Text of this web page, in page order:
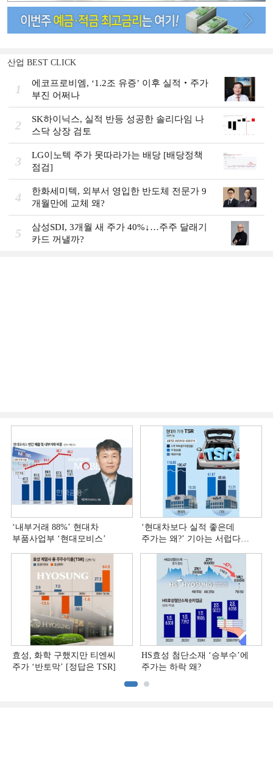
산업 BEST CLICK
1
에코프로비엠, ‘1.2조 유증’ 이후 실적‧주가
부진 어쩌나
2
SK하이닉스, 실적 반등 성공한 솔리다임 나
스닥 상장 검토
3
LG이노텍 주가 못따라가는 배당 [배당정책
점검]
4
한화세미텍, 외부서 영입한 반도체 전문가 9
개월만에 교체 왜?
5
삼성SDI, 3개월 새 주가 40%↓…주주 달래기
카드 꺼낼까?
‘내부거래 88%ʼ 현대차
부품사업부 ‘현대모비스ʼ
‘현대차보다 실적 좋은데
주가는 왜?ʼ 기아는 서럽다
효성, 화학 구했지만 티엔씨
주가 ‘반토막’ [정답은 TSR]
HS효성 첨단소재 ‘승부수’에
주가는 하락 왜?